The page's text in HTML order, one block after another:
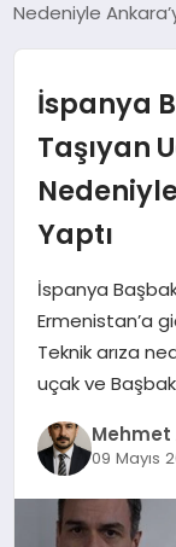
EKONOMI
SPOR
MAGAZIN
SAĞLIK
DÜNYA
Nedeniyle
İspanya
Taşıyan
Yaptı
İspanya
Ermenistan’a
Teknik arıza
uçak ve
Mehmet
09 Mayıs